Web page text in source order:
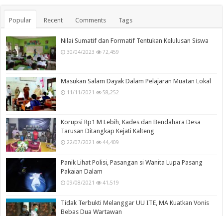
Popular Recent Comments Tags
Nilai Sumatif dan Formatif Tentukan Kelulusan Siswa
30/04/2023 72,459
Masukan Salam Dayak Dalam Pelajaran Muatan Lokal
11/11/2021 58,252
Korupsi Rp1 M Lebih, Kades dan Bendahara Desa
Tarusan Ditangkap Kejati Kalteng
22/07/2021 44,409
Panik Lihat Polisi, Pasangan si Wanita Lupa Pasang
Pakaian Dalam
09/08/2021 41,519
Tidak Terbukti Melanggar UU ITE, MA Kuatkan Vonis
Bebas Dua Wartawan